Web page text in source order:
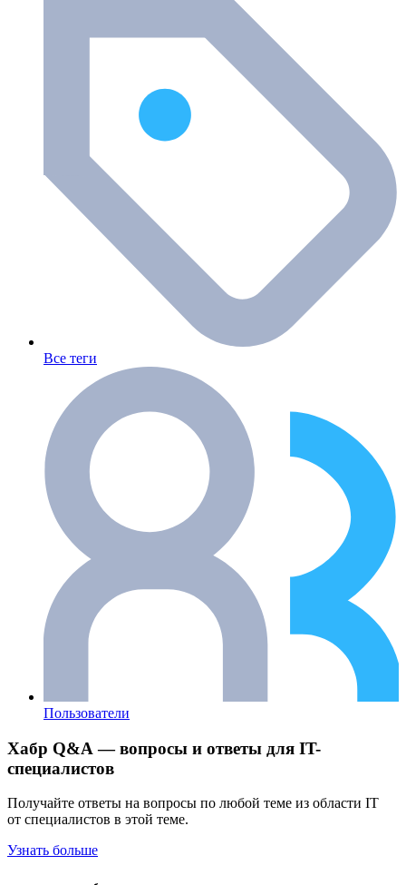
Все теги
Пользователи
Хабр Q&A — вопросы и ответы для IT-
специалистов
Получайте ответы на вопросы по любой теме из области IT
от специалистов в этой теме.
Узнать больше